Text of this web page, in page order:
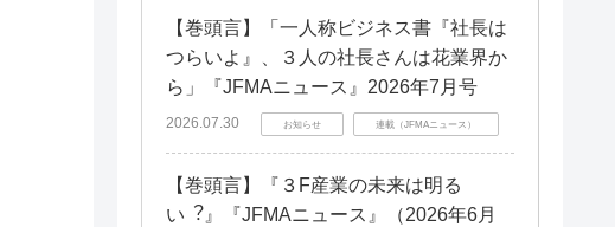
【巻頭言】「一人称ビジネス書『社長は
つらいよ』、３人の社長さんは花業界か
ら」『JFMAニュース』2026年7月号
2026.07.30 お知らせ 連載（JFMAニュース）
【巻頭言】『３F産業の未来は明る
い︖』『JFMAニュース』（2026年6月